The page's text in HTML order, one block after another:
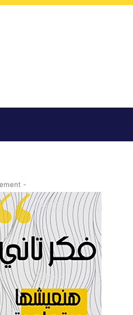
- Advertisement -